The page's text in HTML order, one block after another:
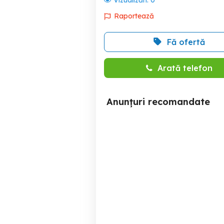
Raportează
Fă ofertă
Arată telefon
Anunțuri recomandate